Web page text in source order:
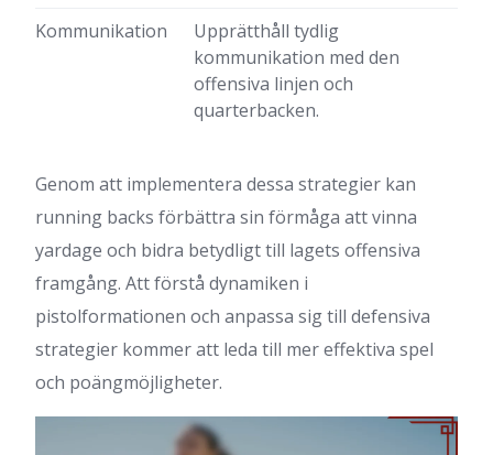
Kommunikation
Upprätthåll tydlig
kommunikation med den
offensiva linjen och
quarterbacken.
Genom att implementera dessa strategier kan
running backs förbättra sin förmåga att vinna
yardage och bidra betydligt till lagets offensiva
framgång. Att förstå dynamiken i
pistolformationen och anpassa sig till defensiva
strategier kommer att leda till mer effektiva spel
och poängmöjligheter.